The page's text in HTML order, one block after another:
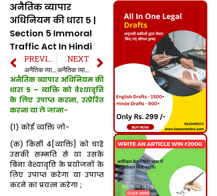
अनैतिक व्यापार
अधिनियम की धारा 5 |
Section 5 Immoral
Traffic Act In Hindi
PREVIOUS
अनैतिक व्यापार अधिनियम 1956 की धारा 4 | Section 4 Immoral Traffic Act 1956 In Hindi
NEXT
अनैतिक व्यापार अधिनियम की धारा 6 | 6 Immoral Traffic Act In Hindi
अनैतिक व्यापार अधिनियम की
धारा 5 – व्यक्ति को वेश्यावृत्ति
के लिए उपाप्त करना, उत्प्रेरित
करना या ले जाना-
(1) कोई व्यक्ति जो-
(क) किसी 4[व्यक्ति] को चाहे
उसकी सम्मति से या उसके
बिना वेश्यावृत्ति के प्रयोजनों के
लिए उपाप्त करेगा या उपाप्त
करने का प्रयत्न करेगा ;